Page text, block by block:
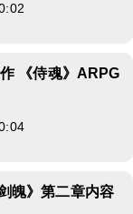
《侍魂》ARPG
魄》第二章内容